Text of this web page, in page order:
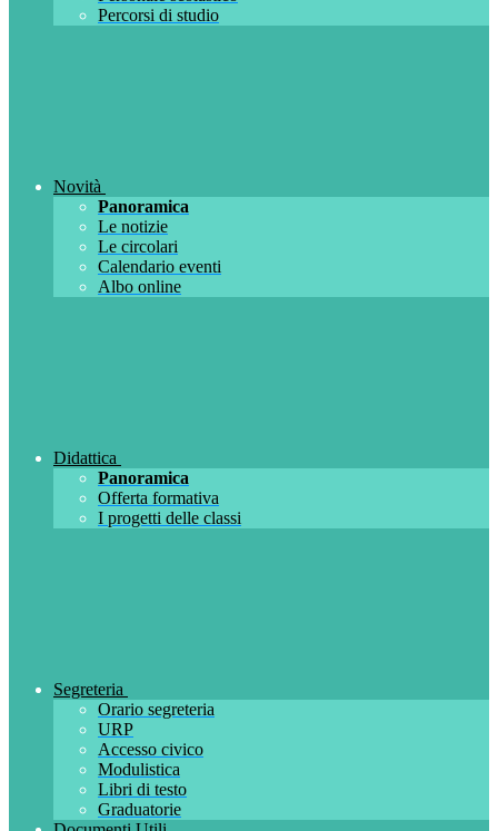
Percorsi di studio
Novità
Panoramica
Le notizie
Le circolari
Calendario eventi
Albo online
Didattica
Panoramica
Offerta formativa
I progetti delle classi
Segreteria
Orario segreteria
URP
Accesso civico
Modulistica
Libri di testo
Graduatorie